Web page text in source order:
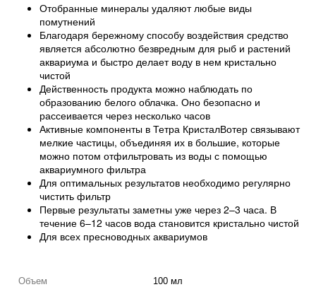
Отобранные минералы удаляют любые виды
помутнений
Благодаря бережному способу воздействия средство
является абсолютно безвредным для рыб и растений
аквариума и быстро делает воду в нем кристально
чистой
Действенность продукта можно наблюдать по
образованию белого облачка. Оно безопасно и
рассеивается через несколько часов
Активные компоненты в Тетра КристалВотер связывают
мелкие частицы, объединяя их в большие, которые
можно потом отфильтровать из воды с помощью
аквариумного фильтра
Для оптимальных результатов необходимо регулярно
чистить фильтр
Первые результаты заметны уже через 2–3 часа. В
течение 6–12 часов вода становится кристально чистой
Для всех пресноводных аквариумов
Объем
100 мл